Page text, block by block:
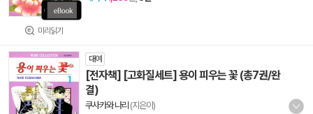
미리읽기
대여
[전자책] [고화질세트] 용이 피우는 꽃 (총7권/완
결)
쿠사카와 나리 (지은이)